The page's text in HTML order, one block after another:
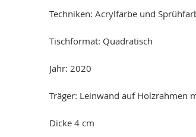
Techniken: Acrylfarbe und
Tischformat: Quadratisch
Jahr: 2020
Träger: Leinwand auf Holzrahmen
Dicke 4 cm